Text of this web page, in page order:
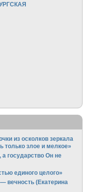
из осколков зеркала
злое и мелкое»
государство Он не
единого целого»
вечность (Екатерина